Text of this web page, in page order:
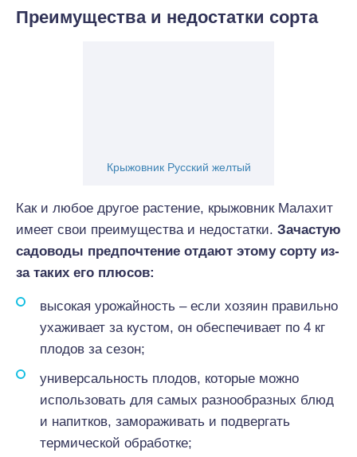
Преимущества и недостатки сорта
Крыжовник Русский желтый
Как и любое другое растение, крыжовник Малахит
имеет свои преимущества и недостатки. Зачастую
садоводы предпочтение отдают этому сорту из-
за таких его плюсов:
высокая урожайность – если хозяин правильно
ухаживает за кустом, он обеспечивает по 4 кг
плодов за сезон;
универсальность плодов, которые можно
использовать для самых разнообразных блюд
и напитков, замораживать и подвергать
термической обработке;